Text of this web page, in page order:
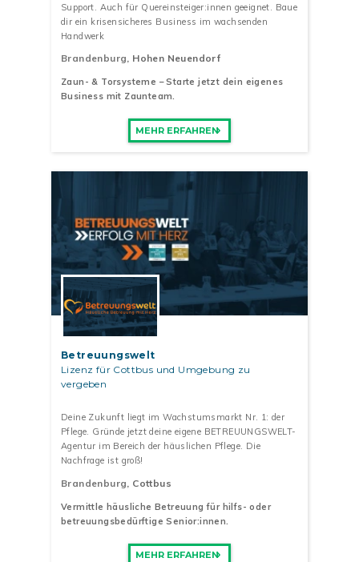
Support. Auch für Quereinsteiger:innen geeignet. Baue
dir ein krisensicheres Business im wachsenden
Handwerk
Brandenburg, Hohen Neuendorf
Zaun- & Torsysteme – Starte jetzt dein eigenes
Business mit Zaunteam.
MEHR ERFAHREN
Betreuungswelt
Lizenz für Cottbus und Umgebung zu
vergeben
Deine Zukunft liegt im Wachstumsmarkt Nr. 1: der
Pflege. Gründe jetzt deine eigene BETREUUNGSWELT-
Agentur im Bereich der häuslichen Pflege. Die
Nachfrage ist groß!
Brandenburg , Cottbus
Vermittle häusliche Betreuung für hilfs- oder
betreuungsbedürftige Senior:innen.
MEHR ERFAHREN